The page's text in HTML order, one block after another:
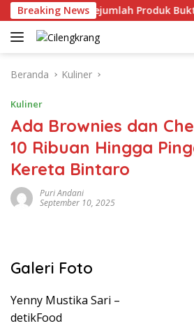
Langsung
ke
konten
Breaking News
Miliar dan Sejumlah Produk Bukti
Beranda Kuliner
Kuliner
Ada Brownies dan
10 Ribuan Hingga
Kereta Bintaro
Puri Andani
September 10, 2025
Galeri Foto
Yenny Mustika Sari –
detikFood